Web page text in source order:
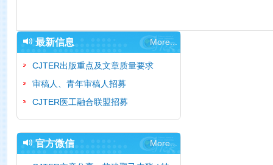
最新信息 More...
CJTER出版重点及文章质量要求
审稿人、青年审稿人招募
CJTER医工融合联盟招募
官方微信 More...